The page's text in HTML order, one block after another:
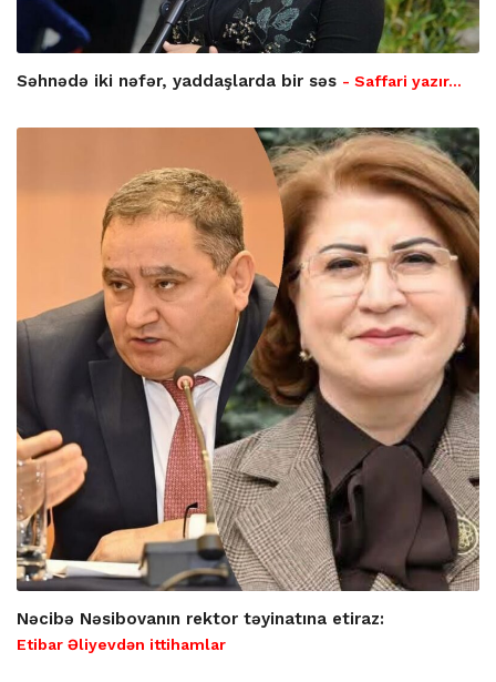
Səhnədə iki nəfər, yaddaşlarda bir səs - Saffari yazır…
Nəcibə Nəsibovanın rektor təyinatına etiraz:
Etibar Əliyevdən ittihamlar